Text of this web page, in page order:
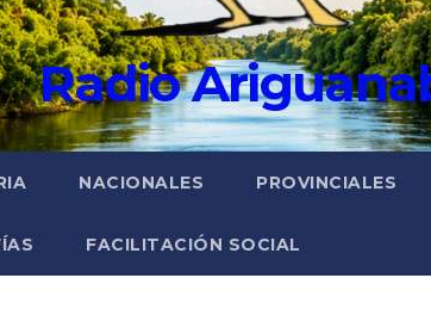
Radio
NACIONALES PROVINCIALES
FACILITACIÓN SOCIAL